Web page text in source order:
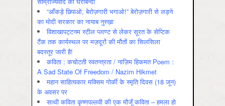
“आँकड़े छिपाओ, बेरोज़गारी भगाओ!” बेरोज़गारी से लड़ने
का मोदी सरकार का नायाब नुस्ख़ा
विशाखापट्टनम स्टील प्लाण्ट से लेकर सूरत के सेप्टिक
टैंक तक कार्यस्थल पर मज़दूरों की मौतों का सिलसिला
बदस्तूर जारी है!
कविता : कचोटती स्वतन्त्रता / नाज़िम हिकमत Poem :
A Sad State Of Freedom / Nazim Hikmet
महान साहित्यकार मक्सिम गोर्की के स्मृति दिवस (18 जून)
के अवसर पर
साथी कविता कृष्णपल्लवी की एक मौजूँ कविता – हमला हो